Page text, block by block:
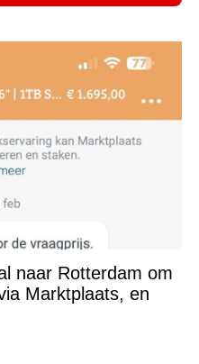
naar Rotterdam om
Marktplaats, en